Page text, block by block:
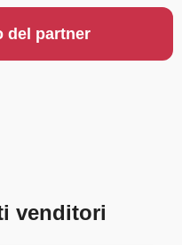
del partner
venditori